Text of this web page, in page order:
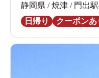
静岡県 / 焼津 / 門出
日帰り
クーポンあ